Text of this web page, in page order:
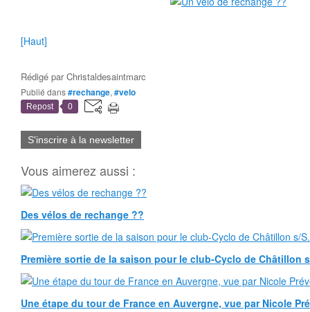
[Haut]
Rédigé parChristaldesaintmarc
Publié dans#rechange, #velo
Repost 0
S'inscrire à la newsletter
Vous aimerez aussi :
Des vélos de rechange ??
Première sortie de la saison pour le club-Cyclo de Châtillon
Une étape du tour de France en Auvergne, vue par Nicole